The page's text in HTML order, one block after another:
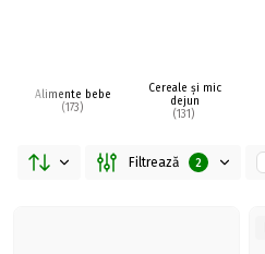
Alimente bebe
(173)
Cereale și mic
dejun
(131)
Filtrează 2